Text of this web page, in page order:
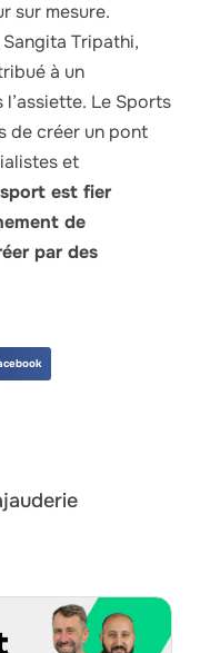
sur mesure.
Tripathi,
à un
Le Sports
de créer un pont
et
est fier
de
par des